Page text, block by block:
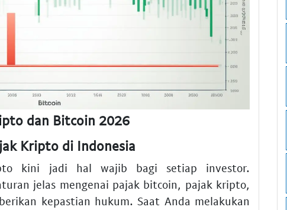
dan Bitcoin 2026
Kripto di Indonesia
kini jadi hal wajib bagi setiap investor.
jelas mengenai pajak bitcoin, pajak kripto,
kepastian hukum. Saat Anda melakukan